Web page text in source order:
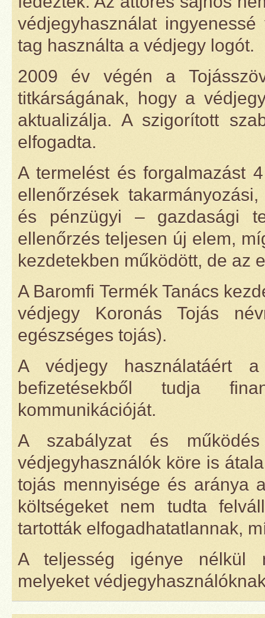
védjegyhasználat
tag használta a védjegy logót.
2009 év végén a
titkárságának, hogy a
aktualizálja. A szigorított
elfogadta.
A termelést és forgalmazást
ellenőrzések
és pénzügyi – gazdasági
ellenőrzés teljesen új elem,
kezdetekben működött, de az
A Baromfi Termék Tanács
védjegy Koronás Tojás
egészséges tojás).
A védjegy használatáért
befizetésekből tudja
kommunikációját.
A szabályzat és működés
védjegyhasználók köre is
tojás mennyisége és aránya
költségeket nem tudta
tartották elfogadhatatlannak,
A teljesség igénye nélkül
melyeket